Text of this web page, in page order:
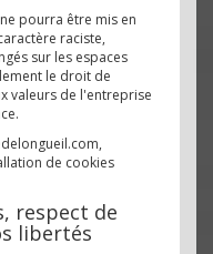
pourra être mis en
raciste,
sur les espaces
le droit de
valeurs de l'entreprise
de cookies
respect de
libertés